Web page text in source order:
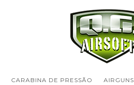
CARABINA DE PRESSÃO AIRGUNS